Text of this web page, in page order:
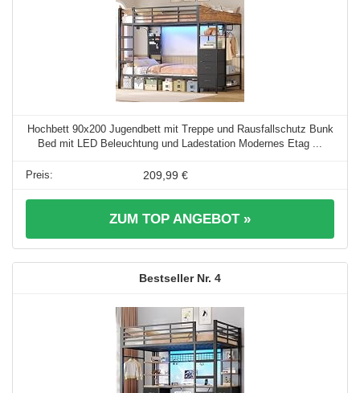
Hochbett 90x200 Jugendbett mit Treppe und Rausfallschutz Bunk
Bed mit LED Beleuchtung und Ladestation Modernes Etag ...
209,99 €
ZUM TOP ANGEBOT »
4